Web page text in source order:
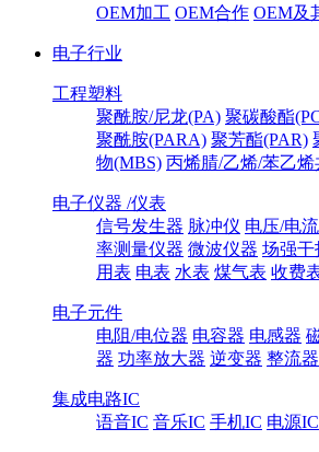
OEM加工 OEM合作 OEM及
电子行业
工程塑料
聚酰胺/尼龙(PA) 聚碳酸酯
聚酰胺(PARA) 聚芳酯(PAR)
物(MBS) 丙烯腈/乙烯/苯乙烯
电子仪器 /仪表
信号发生器 脉冲仪 电压/电
率测量仪器 微波仪器 场强干
用表 电表 水表 煤气表 收费
电子元件
电阻/电位器 电容器 电感器
器 功率放大器 逆变器 整流器
集成电路IC
语音IC 音乐IC 手机IC 电源IC